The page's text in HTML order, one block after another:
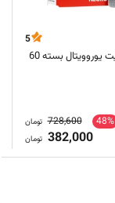
5
کپسول نوروویت یوروویتال بسته 60
48%
728,600 تومان
382,000 تومان